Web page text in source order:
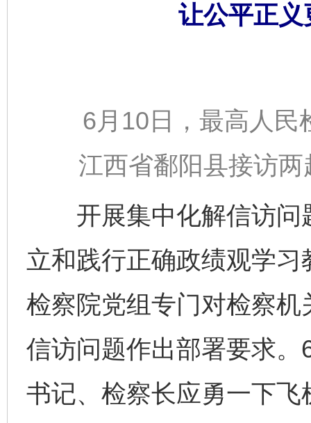
让公平正
6月10日，最高人民
江西省鄱阳县接访
开展集中化解信访问
立和践行正确政绩观学
检察院党组专门对检察
信访问题作出部署要求
书记、检察长应勇一下